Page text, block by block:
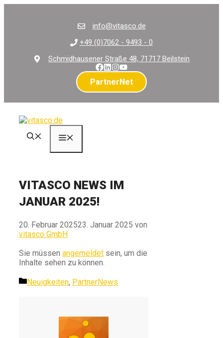
info@vitasco.de
+49 (0)7062 - 9493 - 0
Schmidhausener Straße 48, 71717 Beilstein
PartnerNet
VITASCO NEWS IM
JANUAR 2025!
20. Februar 202523. Januar 2025 von
vitasco GmbH
Sie müssen angemeldet sein, um die
Inhalte sehen zu können.
Kategorien
Neuigkeiten, PartnerNews